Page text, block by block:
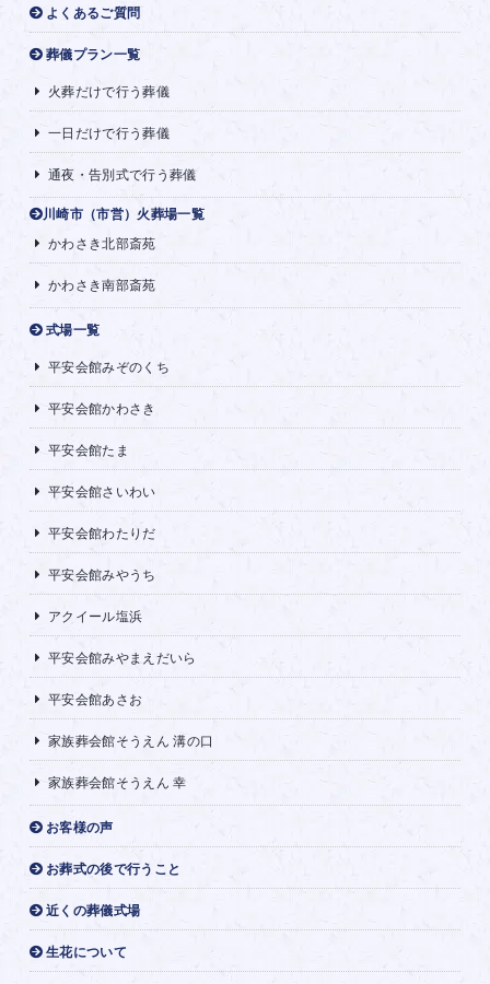
よくあるご質問
葬儀プラン一覧
火葬だけで行う葬儀
一日だけで行う葬儀
通夜・告別式で行う葬儀
川崎市（市営）火葬場一覧
かわさき北部斎苑
かわさき南部斎苑
式場一覧
平安会館みぞのくち
平安会館かわさき
平安会館たま
平安会館さいわい
平安会館わたりだ
平安会館みやうち
アクイール塩浜
平安会館みやまえだいら
平安会館あさお
家族葬会館そうえん 溝の口
家族葬会館そうえん 幸
お客様の声
お葬式の後で行うこと
近くの葬儀式場
生花について